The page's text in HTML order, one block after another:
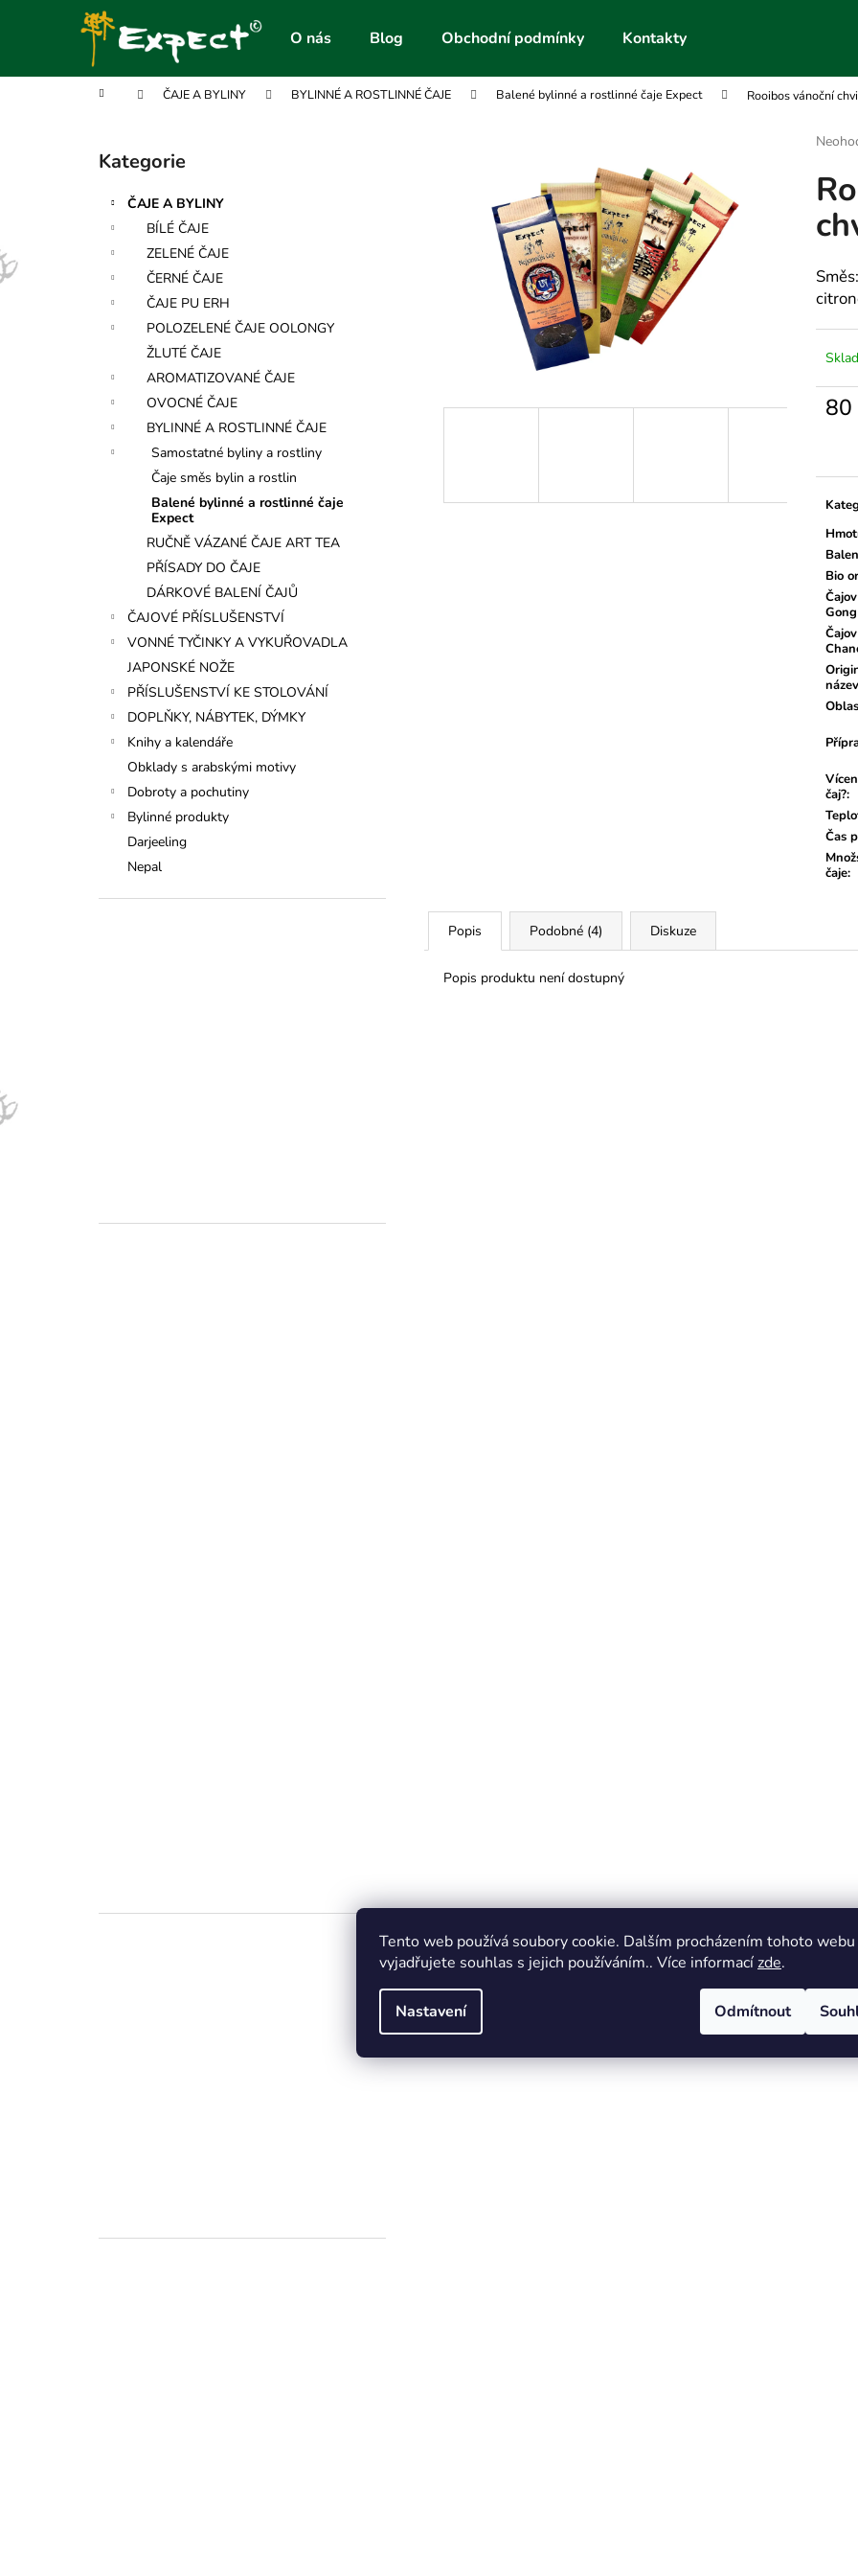
Tento web používá soubory cookie. Dalším procházením tohoto webu
vyjadřujete souhlas s jejich používáním.. Více informacízde.
Nastavení Odmítnout
O nás Blog Obchodní podmínky Kontakty
Domů ČAJE A BYLINY BYLINNÉ A ROSTLINNÉ ČAJE Balené bylinné a rostlinné čaje Expect Rooibos vánoční
Přeskočit
kategorie
Kategorie
ČAJE A BYLINY
BÍLÉ ČAJE
ZELENÉ ČAJE
ČERNÉ ČAJE
ČAJE PU ERH
POLOZELENÉ ČAJE OOLONGY
ŽLUTÉ ČAJE
AROMATIZOVANÉ ČAJE
OVOCNÉ ČAJE
BYLINNÉ A ROSTLINNÉ ČAJE
Samostatné byliny a rostliny
Čaje směs bylin a rostlin
Balené bylinné a rostlinné čaje
Expect
RUČNĚ VÁZANÉ ČAJE ART TEA
PŘÍSADY DO ČAJE
DÁRKOVÉ BALENÍ ČAJŮ
ČAJOVÉ PŘÍSLUŠENSTVÍ
VONNÉ TYČINKY A VYKUŘOVADLA
JAPONSKÉ NOŽE
PŘÍSLUŠENSTVÍ KE STOLOVÁNÍ
DOPLŇKY, NÁBYTEK, DÝMKY
Knihy a kalendáře
Obklady s arabskými motivy
Dobroty a pochutiny
Bylinné produkty
Darjeeling
Nepal
je
z
80
Bio
název
čaj?:
Čas
čaje:
Popis Podobné (4) Diskuze
Popis produktu není dostupný
í
Zpět
do
Zpět
do
Co potřebujete najít?
HLEDAT
Doporučujeme